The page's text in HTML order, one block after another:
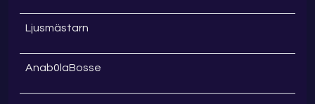
Ljusmästarn
Anab0laBosse